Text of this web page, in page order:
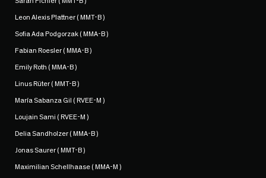
Leon Alexis Plattner ( MMT-B )
Sofia Ada Podgorzak ( MMA-B )
Fabian Roesler ( MMA-B )
Emily Roth ( MMA-B )
Linus Rüter ( MMT-B )
María Sabanza Gil ( RVEE-M )
Loujain Sami ( RVEE-M )
Delia Sandholzer ( MMA-B )
Jonas Saurer ( MMT-B )
Maximilian Schellhaase ( MMA-M )